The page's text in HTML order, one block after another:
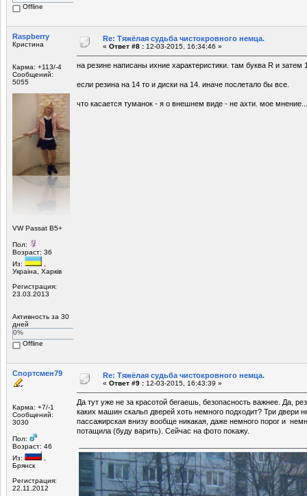
Offline
Raspberry
Кристина
Карма: +113/-4
Сообщений:
5055
VW Passat B5+
Пол:
Возраст: 36
Из:
Украiна, Харкiв
Регистрация:
23.03.2013
Активность за 30
дней
0%
Offline
Re: Тяжёлая судьба чистокровного немца.
« Ответ #8 : 12-03-2015, 16:34:46 »
на резине написаны ихние характеристики. там буква R и затем
если резина на 14 то и диски на 14. иначе послетало бы все.
что касается туманок - я о внешнем виде - не ахти. мое мнение...
Спортсмен79
Карма: +7/-1
Сообщений:
3030
Пол:
Возраст: 46
Из:
Брянск
Регистрация:
22.11.2012
Re: Тяжёлая судьба чистокровного немца.
« Ответ #9 : 12-03-2015, 16:43:39 »
Да тут уже не за красотой бегаешь, безопасность важнее. Да,
каких машин скальп дверей хоть немного подходит? Три двери
пассажирская внизу вообще никакая, даже немного порог и
потащила (буду варить). Сейчас на фото покажу.